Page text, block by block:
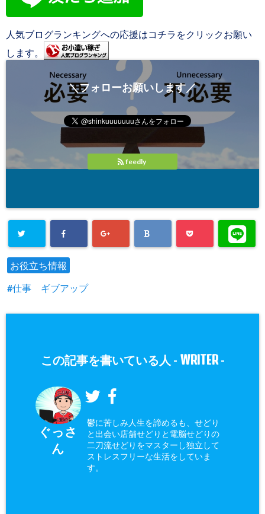
人気ブログランキングへの応援はコチラをクリックお願い
します。
＼フォローお願いします／
feedly
お役立ち情報
仕事 ギブアップ
この記事を書いている人 - WRITER-
ぐっさ
ん
鬱に苦しみ人生を諦めるも、せどり
と出会い店舗せどりと電脳せどりの
二刀流せどりをマスターし独立して
ストレスフリーな生活をしていま
す。